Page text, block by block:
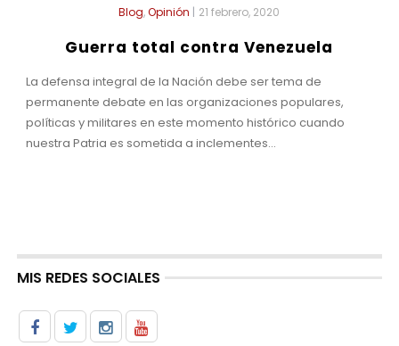
Blog,Opinión | 21 febrero, 2020
Guerra total contra Venezuela
La defensa integral de la Nación debe ser tema de
permanente debate en las organizaciones populares,
políticas y militares en este momento histórico cuando
nuestra Patria es sometida a inclementes...
MIS REDES SOCIALES